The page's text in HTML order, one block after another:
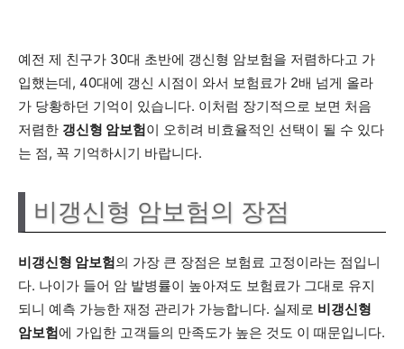
예전 제 친구가 30대 초반에 갱신형 암보험을 저렴하다고 가
입했는데, 40대에 갱신 시점이 와서 보험료가 2배 넘게 올라
가 당황하던 기억이 있습니다. 이처럼 장기적으로 보면 처음
저렴한 갱신형 암보험이 오히려 비효율적인 선택이 될 수 있다
는 점, 꼭 기억하시기 바랍니다.
비갱신형 암보험의 장점
비갱신형 암보험의 가장 큰 장점은 보험료 고정이라는 점입니
다. 나이가 들어 암 발병률이 높아져도 보험료가 그대로 유지
되니 예측 가능한 재정 관리가 가능합니다. 실제로 비갱신형
암보험에 가입한 고객들의 만족도가 높은 것도 이 때문입니다.